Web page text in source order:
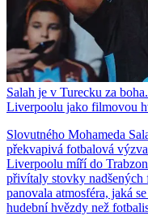
Salah je v Turecku za
Liverpoolu jako filmovou
Slovutného Mohameda
překvapivá fotbalová
Liverpoolu míří do
přivítaly stovky nadšených
panovala atmosféra, jaká
hudební hvězdy než